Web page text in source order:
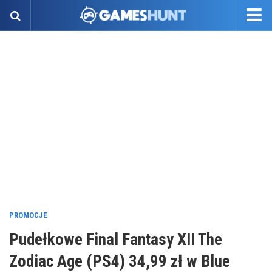
PROMOCJE
Pudełkowe Final Fantasy XII The
Zodiac Age (PS4) 34,99 zł w Blue